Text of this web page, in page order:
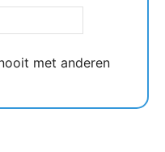
met anderen